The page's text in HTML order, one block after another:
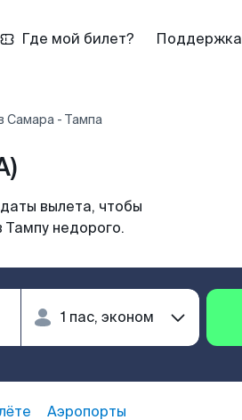
Где мой билет? Поддержка
Самара - Тампа
вылета, чтобы
недорого.
Аэропорты